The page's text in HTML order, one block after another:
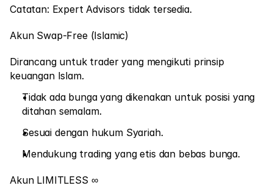
Catatan: Expert Advisors tidak tersedia.
Akun Swap-Free (Islamic)
Dirancang untuk trader yang mengikuti prinsip
keuangan Islam.
Tidak ada bunga yang dikenakan untuk posisi yang
ditahan semalam.
Sesuai dengan hukum Syariah.
Mendukung trading yang etis dan bebas bunga.
Akun LIMITLESS ∞